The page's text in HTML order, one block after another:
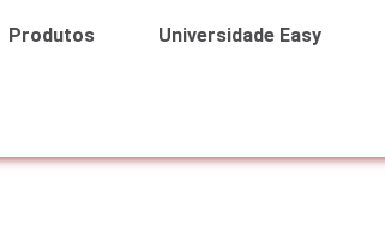
Produtos Universidade Easy